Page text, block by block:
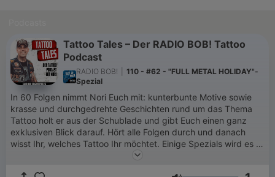
Tattoo Tales – Der RADIO BOB! Tattoo
Podcast
RADIO BOB!
110 - #62 - "FULL METAL HOLIDAY"-
Spezial
In 60 Folgen nimmt Nori Euch mit: kunterbunte Motive sowie
krasse und durchgedrehte Geschichten rund um das Thema
Tattoo holt er aus der Schublade und gibt Euch einen ganz
exklusiven Blick darauf. Hört alle Folgen durch und danach
wisst Ihr, welches Tattoo Ihr möchtet. Einige Spezials wird es in